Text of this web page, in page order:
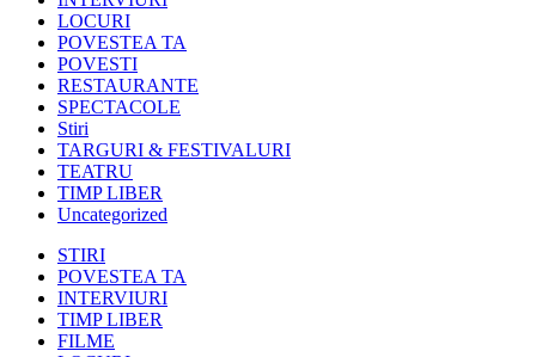
LOCURI
POVESTEA TA
POVESTI
RESTAURANTE
SPECTACOLE
Stiri
TARGURI & FESTIVALURI
TEATRU
TIMP LIBER
Uncategorized
STIRI
POVESTEA TA
INTERVIURI
TIMP LIBER
FILME